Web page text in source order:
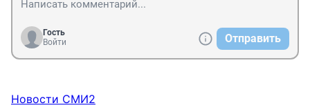
Гость
Войти
Отправить
Новости СМИ2